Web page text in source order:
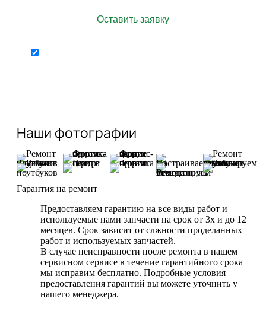
Наши фотографии
Гарантия на ремонт
Предоставляем гарантию на все виды работ и
используемые нами запчасти на срок от 3х и до 12
месяцев. Срок зависит от слжности проделанных
работ и используемых запчастей.
В случае неисправности после ремонта в нашем
сервисном сервисе в течение гарантийного срока
мы исправим бесплатно. Подробные условия
предоставления гарантий вы можете уточнить у
нашего менеджера.